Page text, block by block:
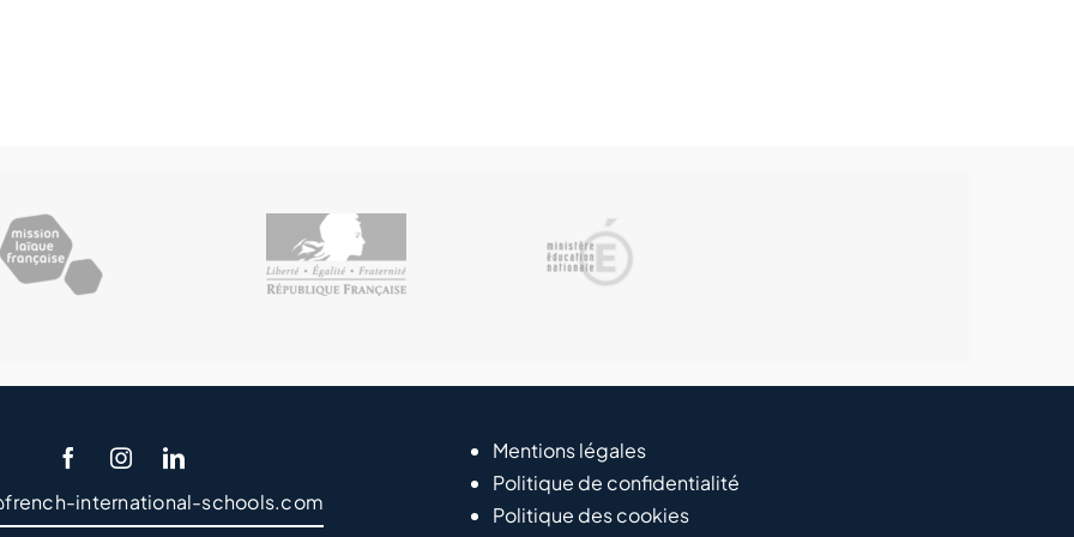
international-schools.com
Mentions légales
Politique de confidentialité
Politique des cookies